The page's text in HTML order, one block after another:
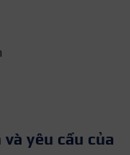
yêu cầu của